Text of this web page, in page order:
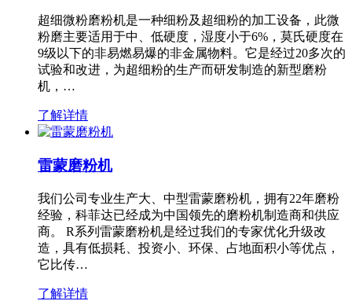
超细微粉磨粉机是一种细粉及超细粉的加工设备，此微
粉磨主要适用于中、低硬度，湿度小于6%，莫氏硬度在
9级以下的非易燃易爆的非金属物料。它是经过20多次的
试验和改进，为超细粉的生产而研发制造的新型磨粉
机，…
了解详情
雷蒙磨粉机
我们公司专业生产大、中型雷蒙磨粉机，拥有22年磨粉
经验，科菲达已经成为中国领先的磨粉机制造商和供应
商。 R系列雷蒙磨粉机是经过我们的专家优化升级改
造，具有低损耗、投资小、环保、占地面积小等优点，
它比传…
了解详情